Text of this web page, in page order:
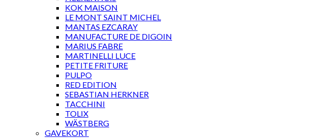
KOK MAISON
LE MONT SAINT MICHEL
MANTAS EZCARAY
MANUFACTURE DE DIGOIN
MARIUS FABRE
MARTINELLI LUCE
PETITE FRITURE
PULPO
RED EDITION
SEBASTIAN HERKNER
TACCHINI
TOLIX
WÄSTBERG
GAVEKORT